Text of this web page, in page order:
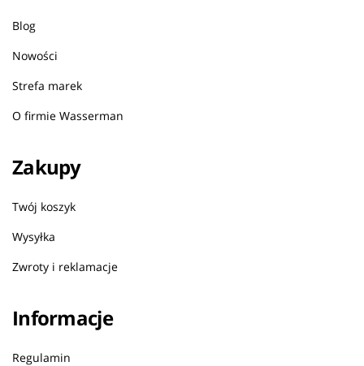
Blog
Nowości
Strefa marek
O firmie Wasserman
Zakupy
Twój koszyk
Wysyłka
Zwroty i reklamacje
Informacje
Regulamin